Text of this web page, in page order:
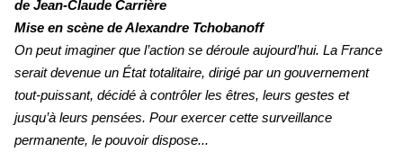
de Jean-Claude Carrière
Mise en scène de Alexandre Tchobanoff
On peut imaginer que l’action se déroule aujourd’hui. La France
serait devenue un État totalitaire, dirigé par un gouvernement
tout-puissant, décidé à contrôler les êtres, leurs gestes et
jusqu’à leurs pensées. Pour exercer cette surveillance
permanente, le pouvoir dispose...